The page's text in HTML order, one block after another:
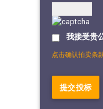
我接受贵
点击确认拍卖条